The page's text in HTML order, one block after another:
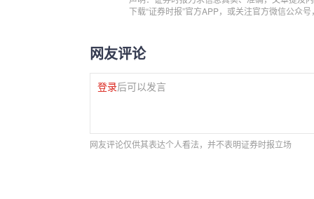
下载“证券时报”官方APP，或关注官方微信公众
网友评论
登录后可以发言
网友评论仅供其表达个人看法，并不表明证券时报立场